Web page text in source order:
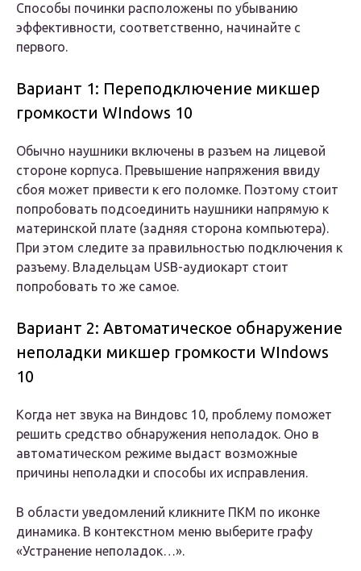
Способы починки расположены по убыванию
эффективности, соответственно, начинайте с
первого.
Вариант 1: Переподключение микшер
громкости WIndows 10
Обычно наушники включены в разъем на лицевой
стороне корпуса. Превышение напряжения ввиду
сбоя может привести к его поломке. Поэтому стоит
попробовать подсоединить наушники напрямую к
материнской плате (задняя сторона компьютера).
При этом следите за правильностью подключения к
разъему. Владельцам USB-аудиокарт стоит
попробовать то же самое.
Вариант 2: Автоматическое обнаружение
неполадки микшер громкости WIndows
10
Когда нет звука на Виндовс 10, проблему поможет
решить средство обнаружения неполадок. Оно в
автоматическом режиме выдаст возможные
причины неполадки и способы их исправления.
В области уведомлений кликните ПКМ по иконке
динамика. В контекстном меню выберите графу
«Устранение неполадок…».